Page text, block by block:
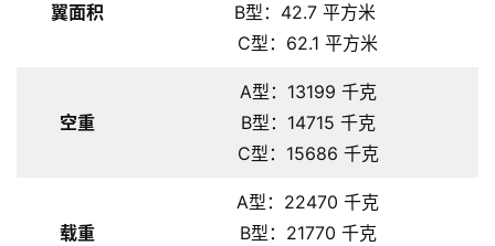
翼面积
B型：42.7 平方米
C型：62.1 平方米
空重
A型：13199 千克
B型：14715 千克
C型：15686 千克
载重
A型：22470 千克
B型：21770 千克